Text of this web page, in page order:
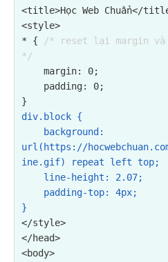
<title>Học Web Chuẩn</
<style>
* {
/* reset lại margin và
*/
div.block {
background:
url(https://
ine.gif) repeat left top;
}
</style>
</head>